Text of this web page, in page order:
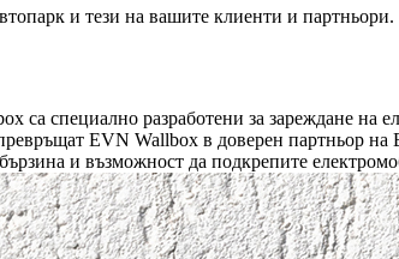
и тези на вашите клиенти и партньори.
специално разработени за зареждане на
EVN Wallbox в доверен партньор
и възможност да подкрепите